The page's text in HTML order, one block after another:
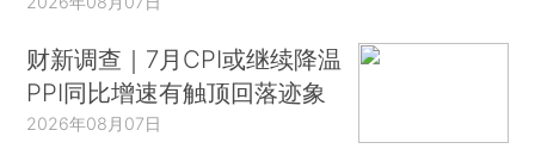
财新调查｜7月CPI或继续降温
PPI同比增速有触顶回落迹象
2026年08月07日